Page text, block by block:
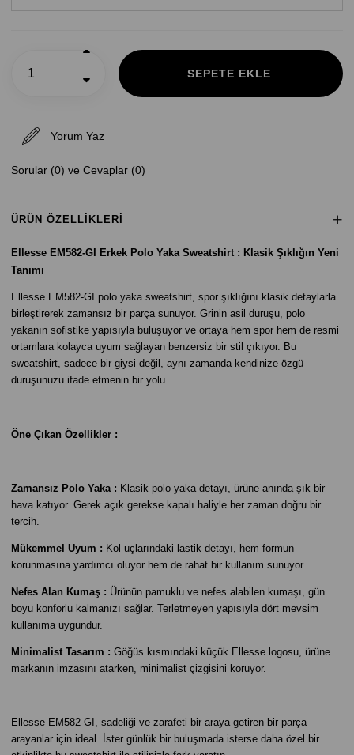
Yorum Yaz
Sorular (0) ve Cevaplar (0)
ÜRÜN ÖZELLIKLERI
Ellesse EM582-GI Erkek Polo Yaka Sweatshirt : Klasik Şıklığın Yeni
Tanımı
Ellesse EM582-GI polo yaka sweatshirt, spor şıklığını klasik detaylarla
birleştirerek zamansız bir parça sunuyor. Grinin asil duruşu, polo
yakanın sofistike yapısıyla buluşuyor ve ortaya hem spor hem de resmi
ortamlara kolayca uyum sağlayan benzersiz bir stil çıkıyor. Bu
sweatshirt, sadece bir giysi değil, aynı zamanda kendinize özgü
duruşunuzu ifade etmenin bir yolu.
Öne Çıkan Özellikler :
Zamansız Polo Yaka : Klasik polo yaka detayı, ürüne anında şık bir
hava katıyor. Gerek açık gerekse kapalı haliyle her zaman doğru bir
tercih.
Mükemmel Uyum : Kol uçlarındaki lastik detayı, hem formun
korunmasına yardımcı oluyor hem de rahat bir kullanım sunuyor.
Nefes Alan Kumaş : Ürünün pamuklu ve nefes alabilen kumaşı, gün
boyu konforlu kalmanızı sağlar. Terletmeyen yapısıyla dört mevsim
kullanıma uygundur.
Minimalist Tasarım : Göğüs kısmındaki küçük Ellesse logosu, ürüne
markanın imzasını atarken, minimalist çizgisini koruyor.
Ellesse EM582-GI, sadeliği ve zarafeti bir araya getiren bir parça
arayanlar için ideal. İster günlük bir buluşmada isterse daha özel bir